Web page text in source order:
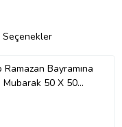
Seçenekler
Bayramına
Mubarak 50 X 50
Duvar Dekoru &